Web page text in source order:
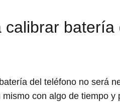
calibrar batería
del teléfono no será
mismo con algo de tiempo y